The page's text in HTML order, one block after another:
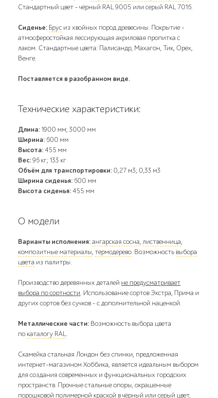
Стандартный цвет – чёрный RAL 9005 или серый RAL 7016.
Сиденье: Брус из хвойных пород древесины. Покрытие -
атмосферостойкая лессирующая акриловая пропитка с
лаком. Стандартные цвета: Палисандр, Махагон, Тик, Орех,
Венге.
Поставляется в разобранном виде.
Технические характеристики:
Длина:1900 мм; 3000 мм
Ширина: 600 мм
Высота:455 мм
Вес:96 кг; 133 кг
Объём для транспортировки: 0,27 м3; 0,33 м3
Ширина сиденья: 600 мм
Высота сиденья:455 мм
О модели
Варианты исполнения:ангарская сосна,лиственница,
композитные материалы,термодерево. Возможность выбора
цвета из палитры.
Производство деревянных деталей не предусматривает
выбора по сортности. Использование сортов Экстра, Прима и
других сортов без сучков - с дополнительной наценкой.
Металлические части: Возможность выбора цвета
по каталогу RAL.
Скамейка стальная Лондон без спинки, предложенная
интернет-магазином Хоббика, является идеальным выбором
для создания современных и функциональных городских
пространств. Прочные стальные опоры, окрашенные
порошковой полимерной краской в чёрный или серый цвет,